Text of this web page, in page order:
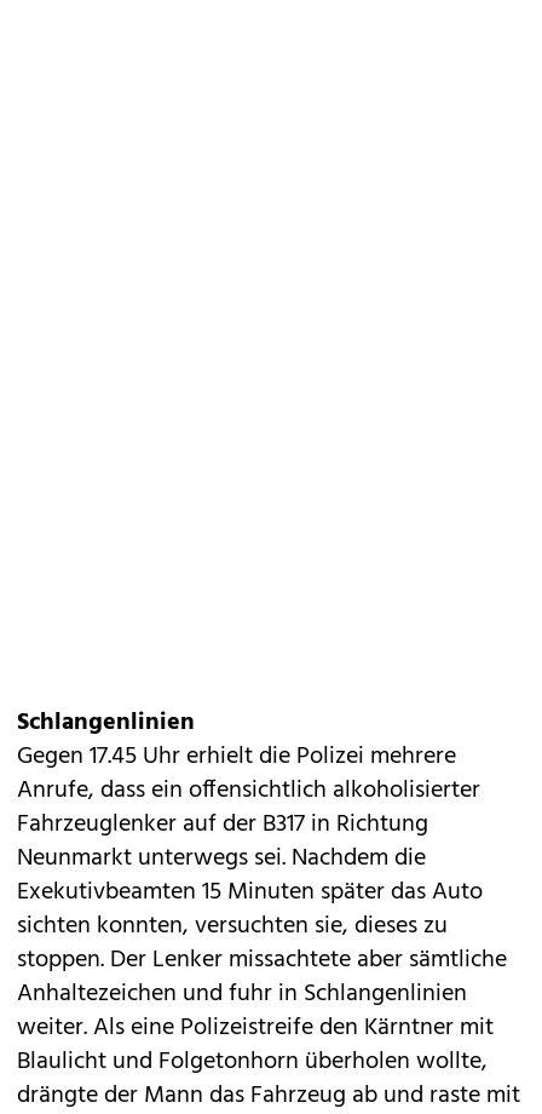
Schlangenlinien
Gegen 17.45 Uhr erhielt die Polizei mehrere
Anrufe, dass ein offensichtlich alkoholisierter
Fahrzeuglenker auf der B317 in Richtung
Neunmarkt unterwegs sei. Nachdem die
Exekutivbeamten 15 Minuten später das Auto
sichten konnten, versuchten sie, dieses zu
stoppen. Der Lenker missachtete aber sämtliche
Anhaltezeichen und fuhr in Schlangenlinien
weiter. Als eine Polizeistreife den Kärntner mit
Blaulicht und Folgetonhorn überholen wollte,
drängte der Mann das Fahrzeug ab und raste mit